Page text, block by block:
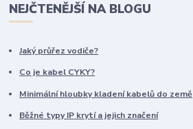
NEJČTENĚJŠÍ NA BLOGU
Jaký průřez vodiče?
Co je kabel CYKY?
Minimální hloubky kladení kabelů do země
Běžné typy IP krytí a jejich značení